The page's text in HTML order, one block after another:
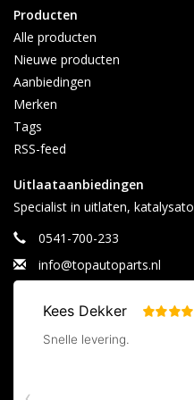
Producten
Alle producten
Nieuwe producten
Aanbiedingen
Merken
Tags
RSS-feed
Uitlaataanbiedingen
Specialist in uitlaten,
0541-700-233
info@topautoparts.nl